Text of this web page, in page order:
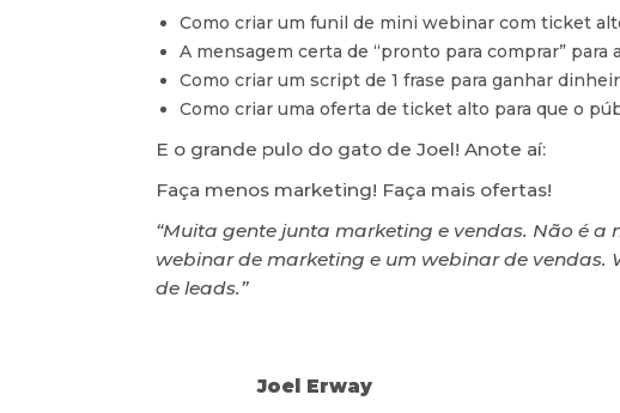
Como criar um funil de mini webinar com ticket
A mensagem certa de “pronto para comprar” para
Como criar um script de 1 frase para ganhar
Como criar uma oferta de ticket alto para que o
E o grande pulo do gato de Joel! Anote aí:
Faça menos marketing! Faça mais ofertas!
“Muita gente junta marketing e vendas. Não é
webinar de marketing e um webinar de vendas.
de leads.”
Joel Erway